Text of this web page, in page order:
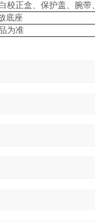
校正盒、保护盖、腕带
底座
为准